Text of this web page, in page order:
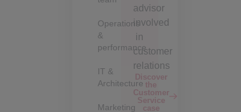
Operations
&
performance
IT &
Architecture
Marketing
Discover
the
Customer
Service
case